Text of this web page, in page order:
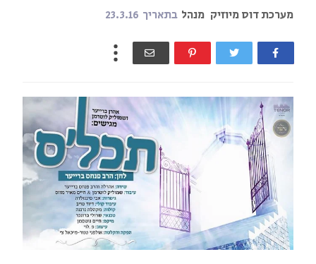
מערכת דוס מיוזיק מנהל בתאריך 23.3.16